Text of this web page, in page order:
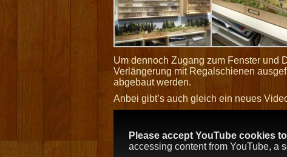
Um dennoch Zugang zum Fenster und
Verlängerung mit Regalschienen
abgebaut werden.
Anbei gibt’s auch gleich ein neues
Please accept YouTube cookies
accessing content from YouTube, a